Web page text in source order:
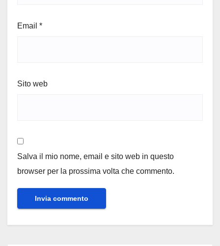
Email *
Sito web
Salva il mio nome, email e sito web in questo
browser per la prossima volta che commento.